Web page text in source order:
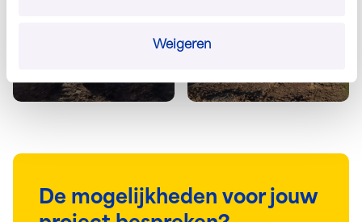
Weigeren
De mogelijkheden voor jouw